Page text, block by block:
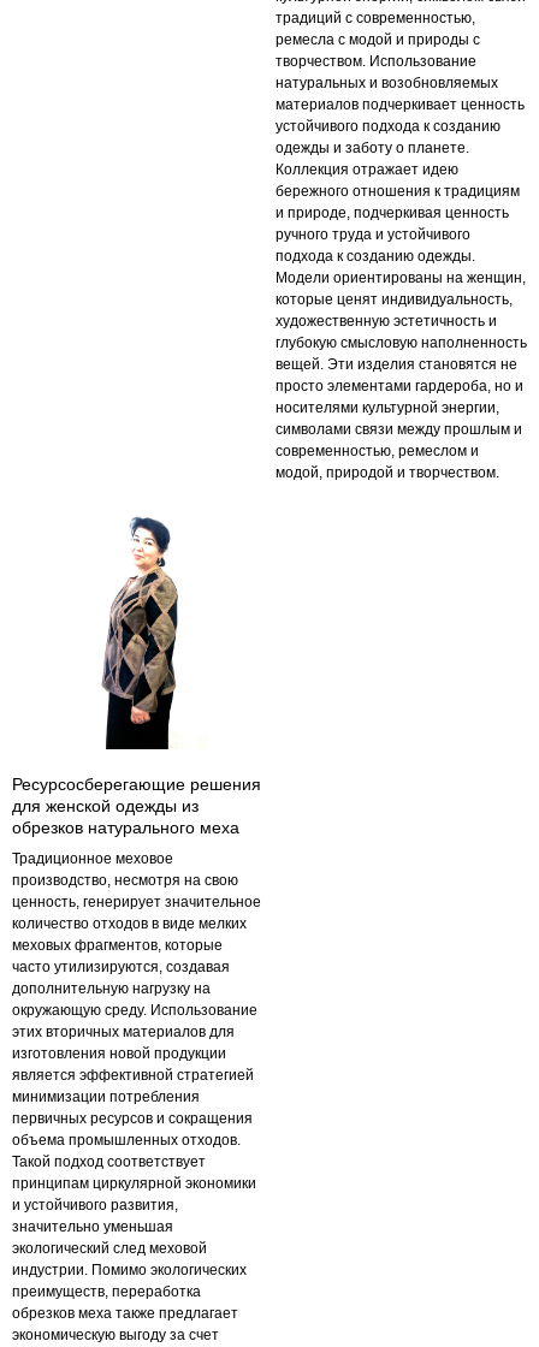
традиций с современностью,
ремесла с модой и природы с
творчеством. Использование
натуральных и возобновляемых
материалов подчеркивает ценность
устойчивого подхода к созданию
одежды и заботу о планете.
Коллекция отражает идею
бережного отношения к традициям
и природе, подчеркивая ценность
ручного труда и устойчивого
подхода к созданию одежды.
Модели ориентированы на женщин,
которые ценят индивидуальность,
художественную эстетичность и
глубокую смысловую наполненность
вещей. Эти изделия становятся не
просто элементами гардероба, но и
носителями культурной энергии,
символами связи между прошлым и
современностью, ремеслом и
модой, природой и творчеством.
Ресурсосберегающие решения
для женской одежды из
обрезков натурального меха
Традиционное меховое
производство, несмотря на свою
ценность, генерирует значительное
количество отходов в виде мелких
меховых фрагментов, которые
часто утилизируются, создавая
дополнительную нагрузку на
окружающую среду. Использование
этих вторичных материалов для
изготовления новой продукции
является эффективной стратегией
минимизации потребления
первичных ресурсов и сокращения
объема промышленных отходов.
Такой подход соответствует
принципам циркулярной экономики
и устойчивого развития,
значительно уменьшая
экологический след меховой
индустрии. Помимо экологических
преимуществ, переработка
обрезков меха также предлагает
экономическую выгоду за счет